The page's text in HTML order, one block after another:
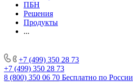
ПБН
Решения
Продукты
...
+7 (499) 350 28 73
+7 (499) 350 28 73
8 (800) 350 06 70 Бесплатно по России